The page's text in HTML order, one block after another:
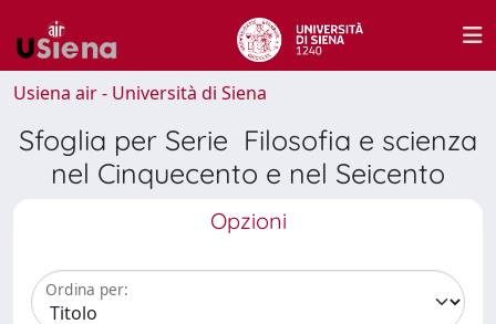
Usiena air - Università di Siena
Sfoglia per Serie Filosofia e scienza
nel Cinquecento e nel Seicento
Opzioni
Ordina per: